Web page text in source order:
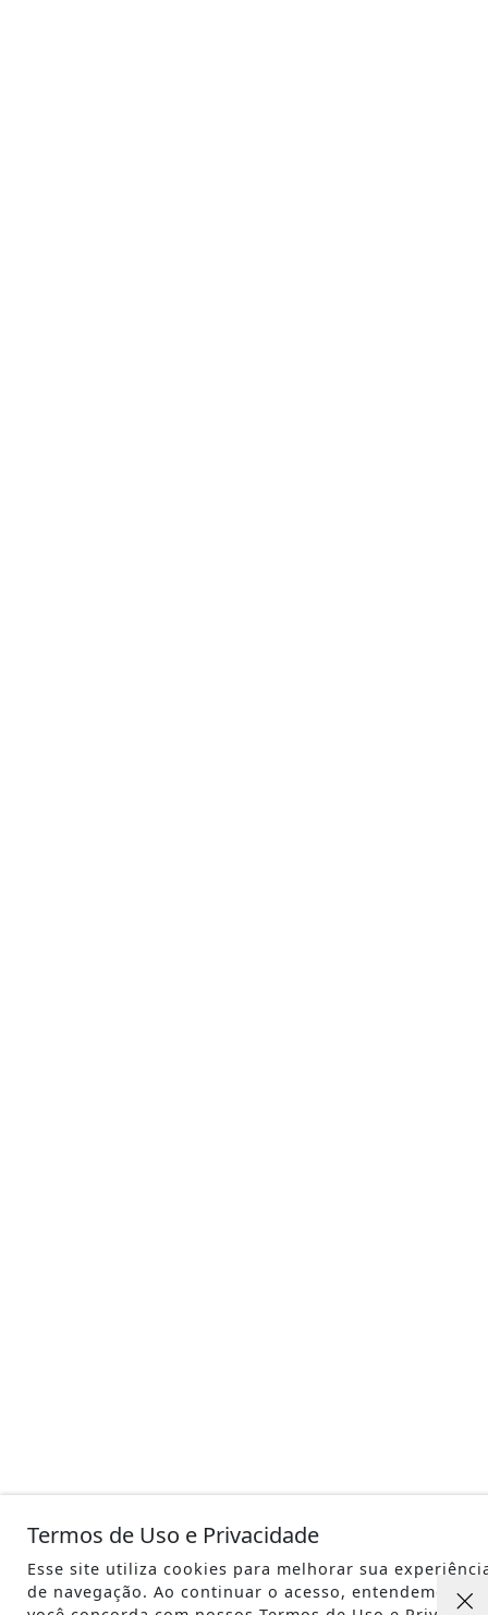
Termos de Uso e Privacidade
Esse site utiliza cookies para melhorar sua
de navegação. Ao continuar o acesso, entendemos